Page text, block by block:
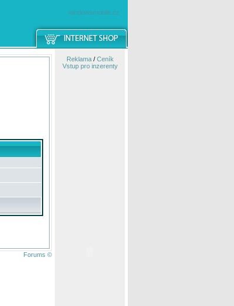
windowsmobile.cz
Forums ©
Reklama/ Ceník
Vstup pro inzerenty